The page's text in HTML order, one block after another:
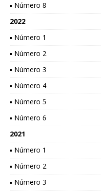
▪ Número 8
2022
▪ Número 1
▪ Número 2
▪ Número 3
▪ Número 4
▪ Número 5
▪ Número 6
2021
▪ Número 1
▪ Número 2
▪ Número 3